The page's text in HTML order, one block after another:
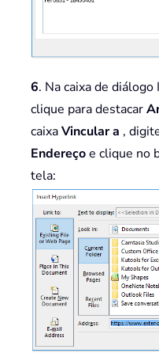
6. Na caixa de
clique para destacar
caixaVincular a ,
Endereçoe clique no
tela: